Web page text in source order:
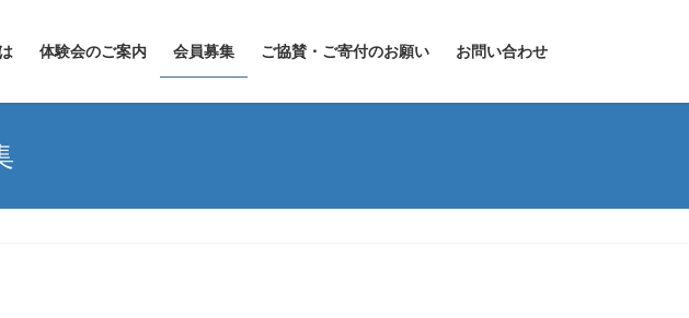
体験会のご案内 会員募集 ご協賛・ご寄付のお願い お問い合わせ